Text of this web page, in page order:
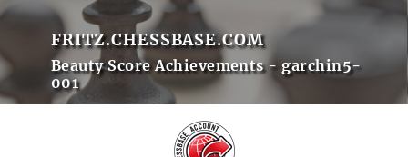
FRITZ.CHESSBASE.COM
Beauty Score Achievements - garchin5-
001